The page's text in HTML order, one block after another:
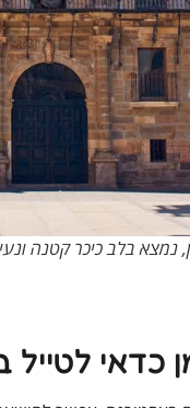
נמצא בלב כיכר קטנה
כדאי לטייל